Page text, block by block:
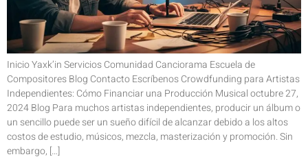
Inicio Yaxk’in Servicios Comunidad Canciorama Escuela de
Compositores Blog Contacto Escríbenos Crowdfunding para Artistas
Independientes: Cómo Financiar una Producción Musical octubre 27,
2024 Blog Para muchos artistas independientes, producir un álbum o
un sencillo puede ser un sueño difícil de alcanzar debido a los altos
costos de estudio, músicos, mezcla, masterización y promoción. Sin
embargo, […]